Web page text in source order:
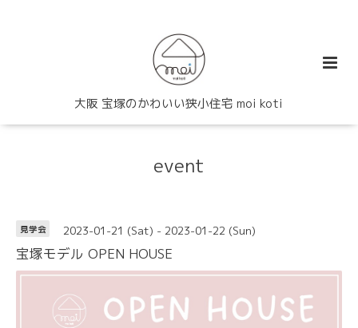
大阪 宝塚のかわいい狭小住宅 moi koti
event
見学会 2023-01-21 (Sat) - 2023-01-22 (Sun)
宝塚モデル OPEN HOUSE